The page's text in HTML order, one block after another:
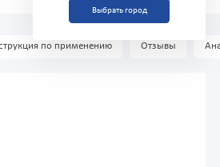
Выбрать город
по применению Отзывы